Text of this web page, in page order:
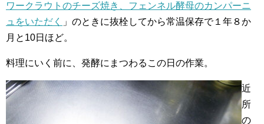
ワークラウトのチーズ焼き、フェンネル酵母のカンパーニ
ュをいただく
」のときに抜栓してから常温保存で１年８か
月と10日ほど。
料理にいく前に、発酵にまつわるこの日の作業。
近
所
の